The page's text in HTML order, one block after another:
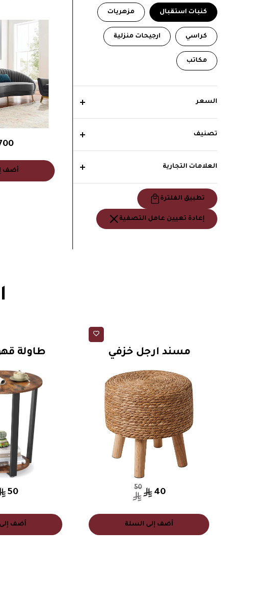
كنبات استقبال مزهريات
كراسي ارجيحات منزلية
مكاتب
السعر
تصنيف
العلامات التجارية
تطبيق الفلترة
إعادة تعيين عامل التصفية
أضف
مسند ارجل خزفي
40
50
أضف إلى السلة
طاولة
50
أضف